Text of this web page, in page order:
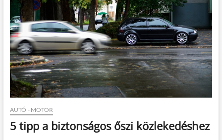
AUTÓ - MOTOR
5 tipp a biztonságos őszi közlekedéshez